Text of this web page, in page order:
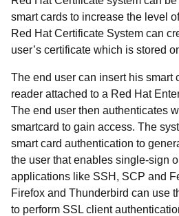
smart cards to increase the level
Red Hat Certificate System can
user’s certificate which is stored
The end user can insert his smart
reader attached to a Red Hat
The end user then authenticates
smartcard to gain access. The
smart card authentication to
the user that enables single-sign
applications like SSH, SCP and
Firefox and Thunderbird can use
to perform SSL client